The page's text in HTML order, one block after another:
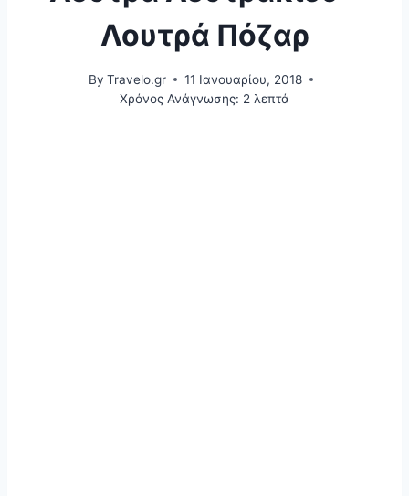
Λουτρά Πόζαρ
By Travelo.gr
11 Ιανουαρίου, 2018
Χρόνος Ανάγνωσης: 2 λεπτά